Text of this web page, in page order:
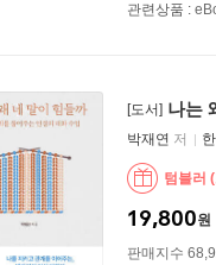
관련상품 :
[도서] 나는
박재연 저
텀블러
19,800원
판매지수